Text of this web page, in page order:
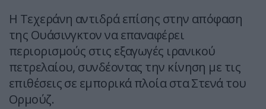
Η Τεχεράνη αντιδρά επίσης στην απόφαση
της Ουάσινγκτον να επαναφέρει
περιορισμούς στις εξαγωγές ιρανικού
πετρελαίου, συνδέοντας την κίνηση με τις
επιθέσεις σε εμπορικά πλοία στα Στενά του
Ορμούζ.